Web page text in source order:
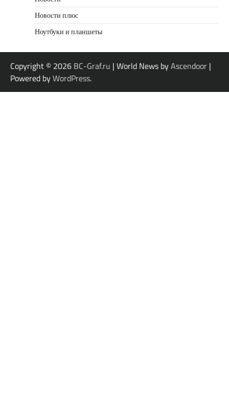
Новости плюс
Ноутбуки и планшеты
Copyright © 2026 BC-Graf.ru | World News byAscendoor |
Powered byWordPress.